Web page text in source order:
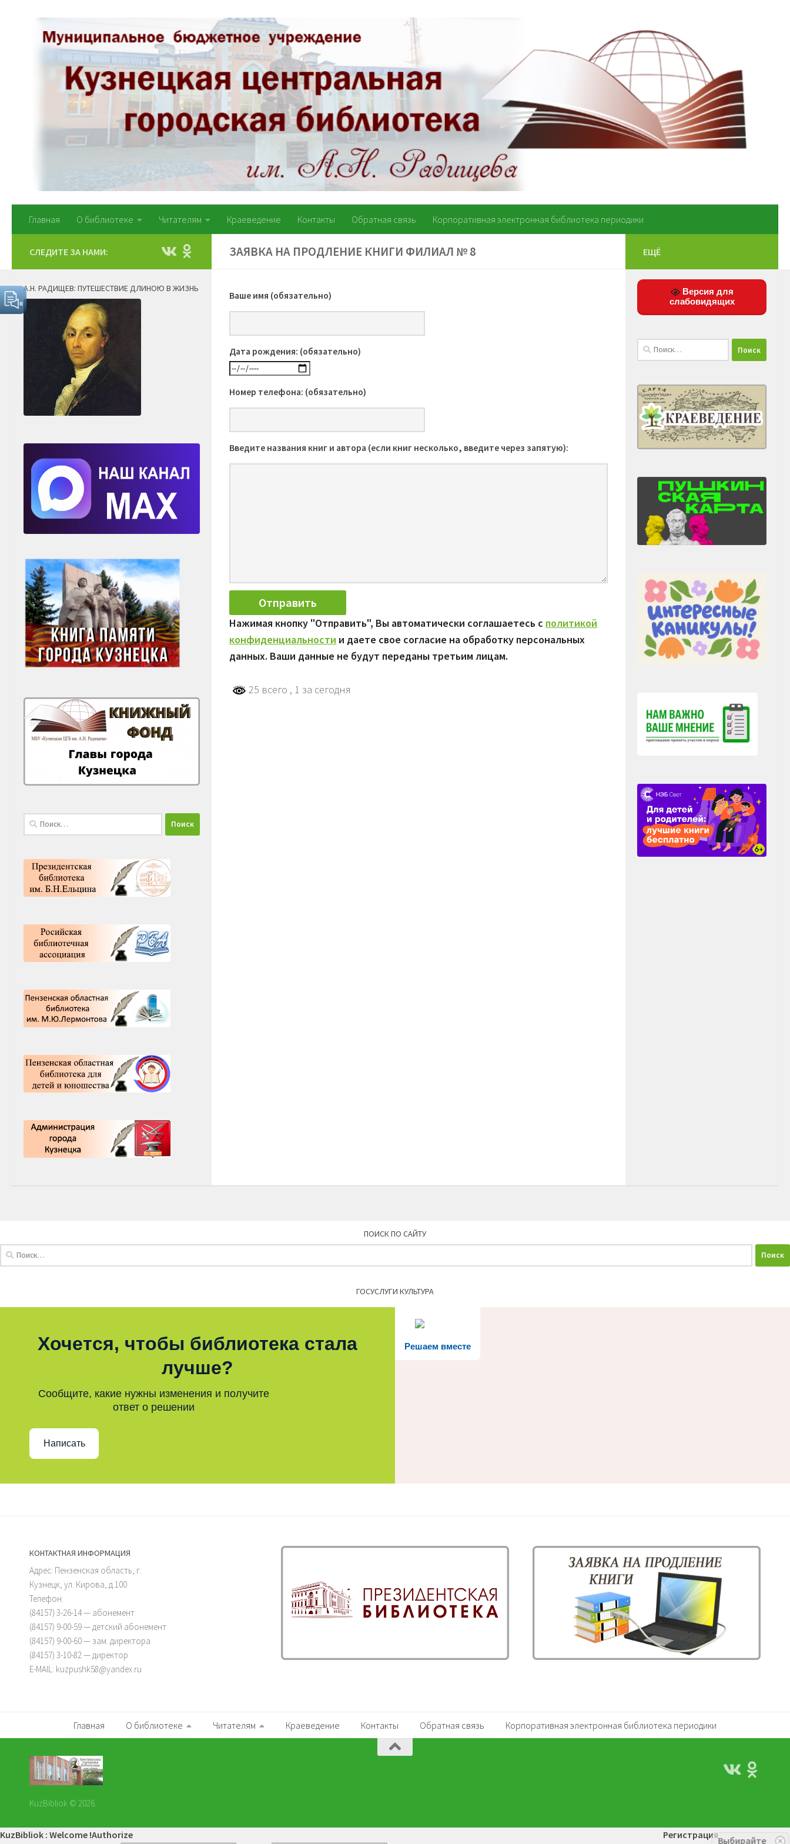
Перейти к содержимому
Главная О библиотеке Читателям Краеведение Контакты Обратная связь Корпоративная электронная библиотека периодики
ЗАЯВКА НА ПРОДЛЕНИЕ КНИГИ ФИЛИАЛ № 8
Ваше имя (обязательно)
Дата рождения: (обязательно)
Номер телефона: (обязательно)
Введите названия книг и автора (если книг несколько, введите через запятую):
Нажимая кнопку "Отправить", Вы автоматически соглашаетесь с политикой
конфиденциальности и даете свое согласие на обработку персональных
данных. Ваши данные не будут переданы третьим лицам.
25 всего , 1 за сегодня
СЛЕДИТЕ ЗА НАМИ:
А.Н. РАДИЩЕВ: ПУТЕШЕСТВИЕ ДЛИНОЮ В ЖИЗНЬ
Найти:
ЕЩЁ
Версия для
слабовидящих
Найти:
ПОИСК ПО САЙТУ
ГОСУСЛУГИ КУЛЬТУРА
Решаем вместе
Хочется, чтобы библиотека стала
лучше?
Сообщите, какие нужны изменения и получите
ответ о решении
Написать
КОНТАКТНАЯ ИНФОРМАЦИЯ
Адрес: Пензенская область, г.
Кузнецк, ул. Кирова, д.100
Телефон:
(84157) 3-26-14 — абонемент
(84157) 9-00-59 — детский абонемент
(84157) 9-00-60 — зам. директора
(84157) 3-10-82 — директор
E-MAIL: kuzpushk58@yandex.ru
Главная О библиотеке Читателям Краеведение Контакты Обратная связь Корпоративная электронная библиотека периодики
KuzBibliok © 2026.
KuzBibliok : Welcome !Authorize
Регистрация
Выбирайте